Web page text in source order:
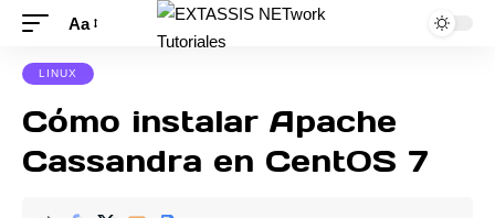
Aa
LINUX
Cómo instalar Apache
Cassandra en CentOS 7